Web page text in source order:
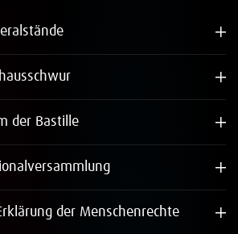
der Bastille
der Menschenrechte